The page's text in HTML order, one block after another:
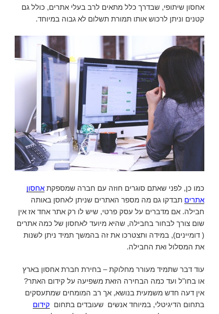
אחסון שיתופי, שבדרך כלל מתאים לרב בעלי אתרים, כולל גם
קטנים וניתן לרכוש אותו תמורת תשלום לא גבוה במיוחד.
כמו כן, לפני שאתם סוגרים חוזה עם חברה שמספקת אחסון
אתרים תבדקו גם מה מספר האתרים שניתן לאחסן באותה
חבילה. אם מדברים על עסק פרטי, שיש לו רק אתר אחד אז אין
שום צורך לבחור בחבילה, שהיא מיועד לאחסון של כמה אתרים
( דומיינים), במידה ותצטרכו את זה בהמשך תמיד ניתן לשנות
את המסלול ואת החבילה.
עוד דבר שתמיד מעורר מחלוקת – בחירת חברת אחסון בארץ
או בחו"ל ועד כמה הבחירה הזאת משפיעה על קידום האתר?
אין דעה חדש משמעית בנושא, אך רב המומחים שמתעסקים
בתחום הדיגיטלי, במיוחד אנשים שעובדים בתחום קידום